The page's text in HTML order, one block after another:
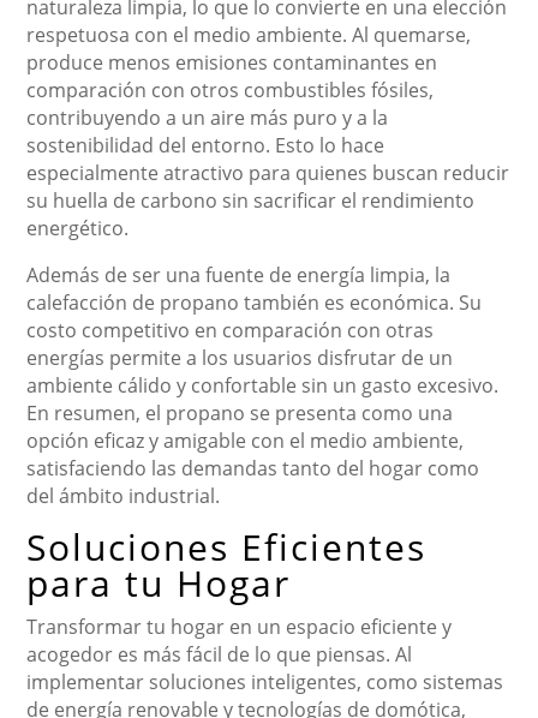
naturaleza limpia, lo que lo convierte en una elección
respetuosa con el medio ambiente. Al quemarse,
produce menos emisiones contaminantes en
comparación con otros combustibles fósiles,
contribuyendo a un aire más puro y a la
sostenibilidad del entorno. Esto lo hace
especialmente atractivo para quienes buscan reducir
su huella de carbono sin sacrificar el rendimiento
energético.
Además de ser una fuente de energía limpia, la
calefacción de propano también es económica. Su
costo competitivo en comparación con otras
energías permite a los usuarios disfrutar de un
ambiente cálido y confortable sin un gasto excesivo.
En resumen, el propano se presenta como una
opción eficaz y amigable con el medio ambiente,
satisfaciendo las demandas tanto del hogar como
del ámbito industrial.
Soluciones Eficientes
para tu Hogar
Transformar tu hogar en un espacio eficiente y
acogedor es más fácil de lo que piensas. Al
implementar soluciones inteligentes, como sistemas
de energía renovable y tecnologías de domótica,